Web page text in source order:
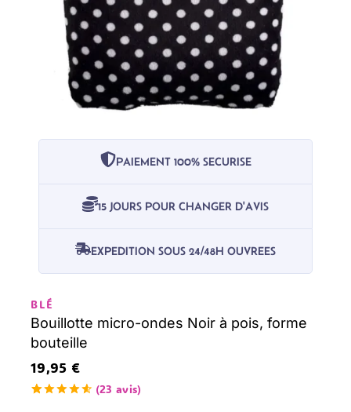
PAIEMENT 100% SECURISE
15 JOURS POUR CHANGER D'AVIS
EXPEDITION SOUS 24/48H OUVREES
BLÉ
Bouillotte micro-ondes Noir à pois, forme
bouteille
(23 avis)
19,95 €